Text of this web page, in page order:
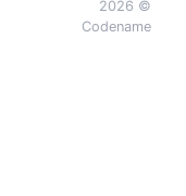
© 2026
Codename